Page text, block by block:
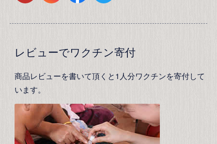
レビューでワクチン寄付
商品レビューを書いて頂くと1人分ワクチンを寄付して
います。